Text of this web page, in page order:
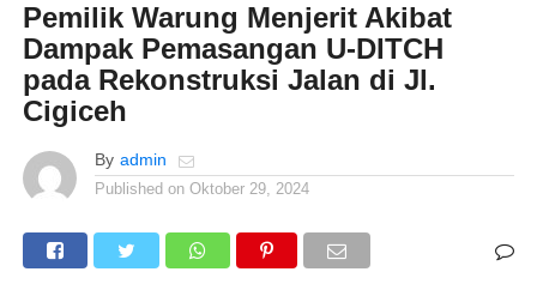
Pemilik Warung Menjerit Akibat
Dampak Pemasangan U-DITCH
pada Rekonstruksi Jalan di Jl.
Cigiceh
By admin
Published on Oktober 29, 2024